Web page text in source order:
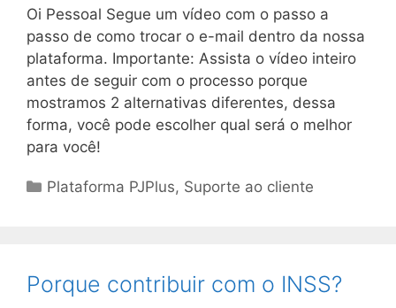
Oi Pessoal Segue um vídeo com o passo a
passo de como trocar o e-mail dentro da nossa
plataforma. Importante: Assista o vídeo inteiro
antes de seguir com o processo porque
mostramos 2 alternativas diferentes, dessa
forma, você pode escolher qual será o melhor
para você!
Categorias
Plataforma PJPlus, Suporte ao cliente
Porque contribuir com o INSS?